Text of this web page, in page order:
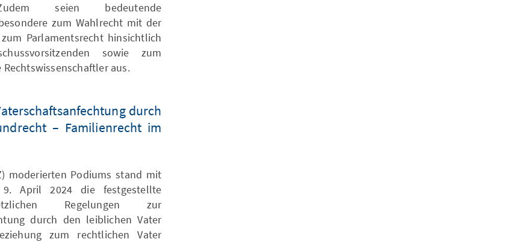
Zudem seien bedeutende
zum Wahlrecht mit der
Parlamentsrecht hinsichtlich
sowie zum
aus.
durch
– Familienrecht im
moderierten Podiums stand mit
April 2024 die festgestellte
Regelungen zur
durch den leiblichen Vater
zum rechtlichen Vater